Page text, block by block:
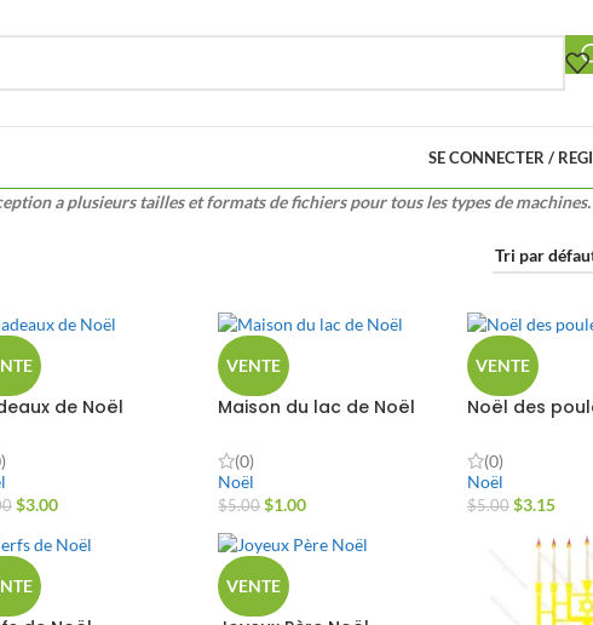
SE CONNECTER /
a plusieurs tailles et formats de fichiers pour tous les types de machines.
de Noël
$3.00
VENTE
Maison du lac de Noël
(0)
Noël
$5.00 $1.00
VENTE
Noël des
(0)
Noël
$5.00 $3.15
VENTE